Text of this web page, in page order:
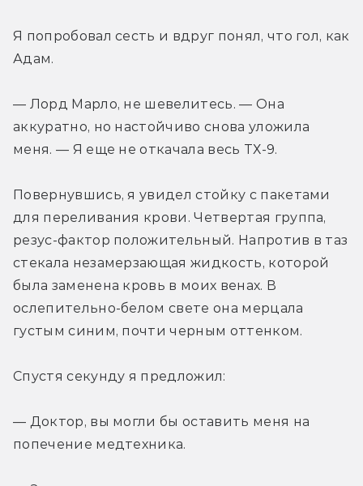
Я попробовал сесть и вдруг понял, что гол, как
Адам.
— Лорд Марло, не шевелитесь. — Она
аккуратно, но настойчиво снова уложила
меня. — Я еще не откачала весь ТХ-9.
Повернувшись, я увидел стойку с пакетами
для переливания крови. Четвертая группа,
резус-фактор положительный. Напротив в таз
стекала незамерзающая жидкость, которой
была заменена кровь в моих венах. В
ослепительно-белом свете она мерцала
густым синим, почти черным оттенком.
Спустя секунду я предложил:
— Доктор, вы могли бы оставить меня на
попечение медтехника.